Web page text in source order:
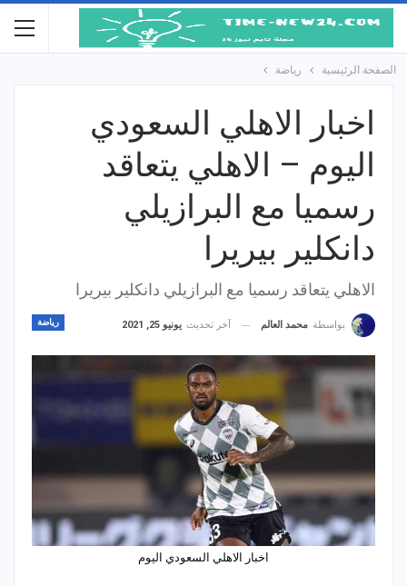
الصفحة الرئيسية رياضة
اخبار الاهلي السعودي
اليوم – الاهلي يتعاقد
رسميا مع البرازيلي
دانكلير بيريرا
الاهلي يتعاقد رسميا مع البرازيلي دانكلير بيريرا
رياضة بواسطة محمد العالم آخر تحديث يونيو 25, 2021
اخبار الاهلي السعودي اليوم